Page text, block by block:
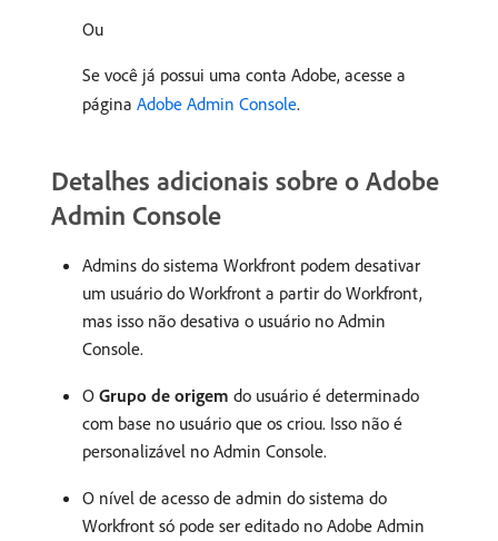
Ou
Se você já possui uma conta Adobe, acesse a
página Adobe Admin Console.
Detalhes adicionais sobre o Adobe
Admin Console
Admins do sistema Workfront podem desativar
um usuário do Workfront a partir do Workfront,
mas isso não desativa o usuário no Admin
Console.
O Grupo de origem do usuário é determinado
com base no usuário que os criou. Isso não é
personalizável no Admin Console.
O nível de acesso de admin do sistema do
Workfront só pode ser editado no Adobe Admin